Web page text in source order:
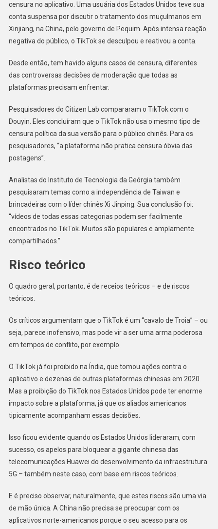
censura no aplicativo. Uma usuária dos Estados Unidos teve sua
conta suspensa por discutir o tratamento dos muçulmanos em
Xinjiang, na China, pelo governo de Pequim. Após intensa reação
negativa do público, o TikTok se desculpou e reativou a conta.
Desde então, tem havido alguns casos de censura, diferentes
das controversas decisões de moderação que todas as
plataformas precisam enfrentar.
Pesquisadores do Citizen Lab compararam o TikTok com o
Douyin. Eles concluíram que o TikTok não usa o mesmo tipo de
censura política da sua versão para o público chinês. Para os
pesquisadores, “a plataforma não pratica censura óbvia das
postagens”.
Analistas do Instituto de Tecnologia da Geórgia também
pesquisaram temas como a independência de Taiwan e
brincadeiras com o líder chinês Xi Jinping. Sua conclusão foi:
“vídeos de todas essas categorias podem ser facilmente
encontrados no TikTok. Muitos são populares e amplamente
compartilhados.”
Risco teórico
O quadro geral, portanto, é de receios teóricos – e de riscos
teóricos.
Os críticos argumentam que o TikTok é um “cavalo de Troia” – ou
seja, parece inofensivo, mas pode vir a ser uma arma poderosa
em tempos de conflito, por exemplo.
O TikTok já foi proibido na Índia, que tomou ações contra o
aplicativo e dezenas de outras plataformas chinesas em 2020.
Mas a proibição do TikTok nos Estados Unidos pode ter enorme
impacto sobre a plataforma, já que os aliados americanos
tipicamente acompanham essas decisões.
Isso ficou evidente quando os Estados Unidos lideraram, com
sucesso, os apelos para bloquear a gigante chinesa das
telecomunicações Huawei do desenvolvimento da infraestrutura
5G – também neste caso, com base em riscos teóricos.
E é preciso observar, naturalmente, que estes riscos são uma via
de mão única. A China não precisa se preocupar com os
aplicativos norte-americanos porque o seu acesso para os